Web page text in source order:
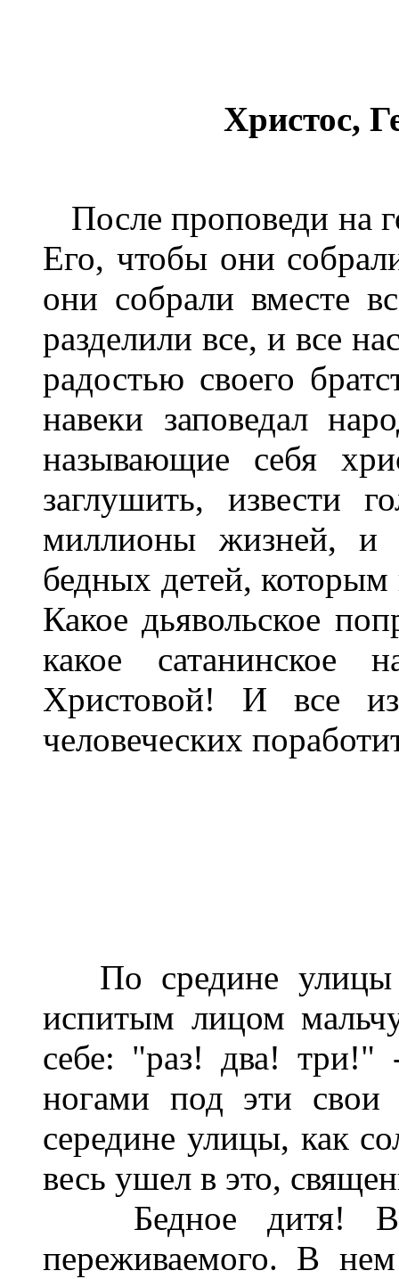
Христос,
После проповеди на
Его, чтобы они
они собрали вместе
разделили все, и все
радостью своего
навеки заповедал
называющие себя
заглушить, извести
миллионы жизней,
бедных детей,
Какое дьявольское
какое сатанинское
Христовой! И все
человеческих
По средине улицы
испитым лицом
себе: "раз! два! три!"
ногами под эти
середине улицы, как
весь ушел в это,
Бедное дитя! В
переживаемого. В